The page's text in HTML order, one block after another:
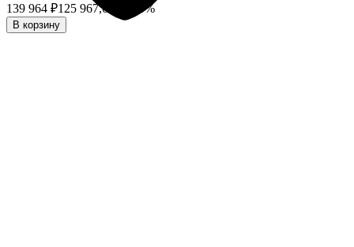
139 964 ₽125 967,60 - 10%
В корзину